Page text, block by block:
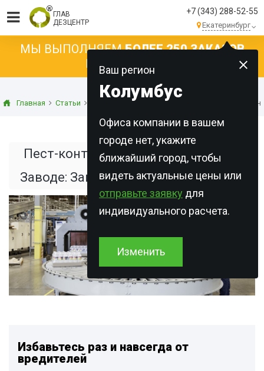
ГЛАВ
ДЕЗЦЕНТР
+7 (343) 288-52-55
Екатеринбург
Ваш регион
Колумбус
Офиса компании в вашем
городе нет, укажите
ближайший город, чтобы
видеть актуальные цены или
отправьте заявку для
индивидуального расчета.
Изменить
МЫ ВЫПОЛНЯЕМБОЛЕЕ 250 ЗАКАЗОВ
КАЖДЫЙ ДЕНЬ!
Главная Статьи Дератизация Пест-контроль на
Пест-контроль на Промышленном
Заводе: Защита Бизнеса и Экология
Избавьтесь раз и навсегда от
вредителей